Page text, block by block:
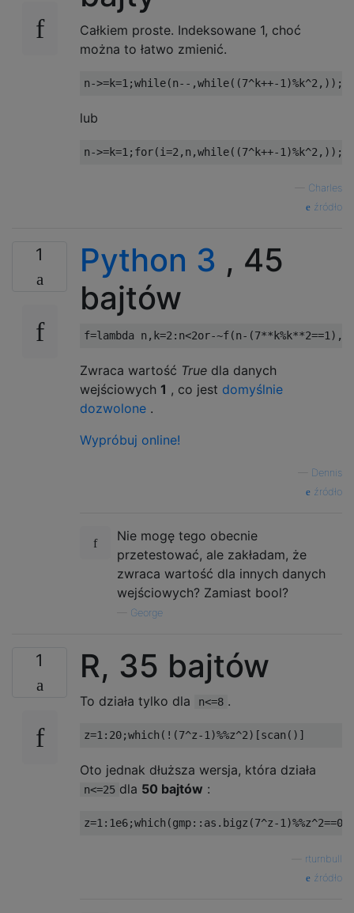
Całkiem proste. Indeksowane 1, choć
można to łatwo zmienić.
lub
Charles
źródło
1 Python 3 , 45
bajtów
f=lambda n , k=2 : n<2or-~f(n-(7** k%k**2==1 ),
Zwraca wartość True dla danych
wejściowych 1 , co jest domyślnie
dozwolone .
Wypróbuj online!
Dennis
źródło
Nie mogę tego obecnie
przetestować, ale zakładam, że
zwraca wartość dla innych danych
wejściowych? Zamiast bool?
George
1 R, 35 bajtów
To działa tylko dla n<=8 .
Oto jednak dłuższa wersja, która działa
n<=25 dla 50 bajtów :
rturnbull
źródło